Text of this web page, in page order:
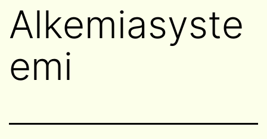
Alkemiasyste
emi